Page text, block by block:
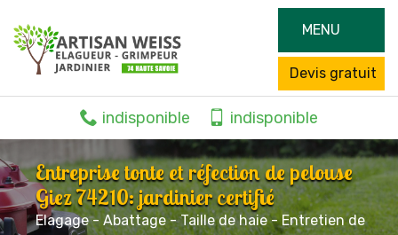
MENU
Devis gratuit
indisponible indisponible
Entreprise tonte et réfection de pelouse
Giez 74210: jardinier certifié
Elagage - Abattage - Taille de haie - Entretien de